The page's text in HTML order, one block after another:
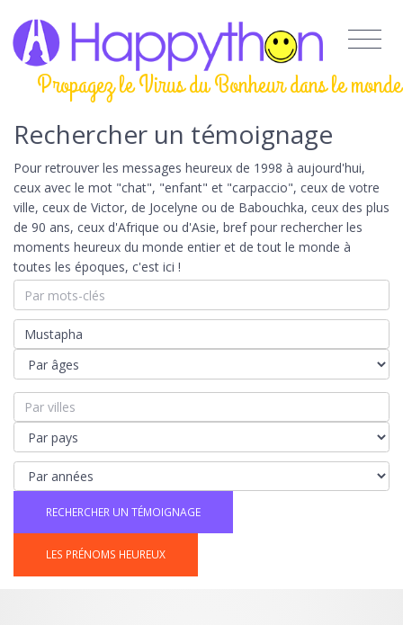
Propagez le Virus du Bonheur dans le monde
Rechercher un témoignage
Pour retrouver les messages heureux de 1998 à aujourd'hui,
ceux avec le mot "chat", "enfant" et "carpaccio", ceux de votre
ville, ceux de Victor, de Jocelyne ou de Babouchka, ceux des plus
de 90 ans, ceux d'Afrique ou d'Asie, bref pour rechercher les
moments heureux du monde entier et de tout le monde à
toutes les époques, c'est ici !
LES PRÉNOMS HEUREUX